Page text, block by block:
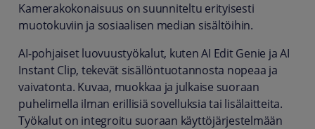
Kamerakokonaisuus on suunniteltu erityisesti
muotokuviin ja sosiaalisen median sisältöihin.
AI‑pohjaiset luovuustyökalut, kuten AI Edit Genie ja AI
Instant Clip, tekevät sisällöntuotannosta nopeaa ja
vaivatonta. Kuvaa, muokkaa ja julkaise suoraan
puhelimella ilman erillisiä sovelluksia tai lisälaitteita.
Työkalut on integroitu suoraan käyttöjärjestelmään